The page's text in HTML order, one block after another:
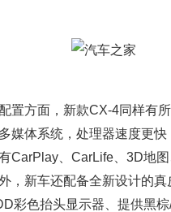
方面，新款CX-4同样有所
媒体系统，处理器速度更
CarPlay、CarLife、3D地
，新车还配备全新设计的真
彩色抬头显示器、提供黑